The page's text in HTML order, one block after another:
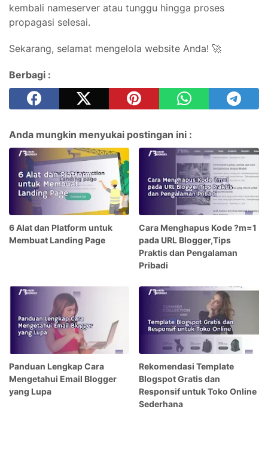
kembali nameserver atau tunggu hingga proses
propagasi selesai.
Sekarang, selamat mengelola website Anda! 🚀
Berbagi :
Anda mungkin menyukai postingan ini :
6 Alat dan Platform untuk
Membuat Landing Page
Cara Menghapus Kode ?m=1
pada URL Blogger,Tips
Praktis dan Pengalaman
Pribadi
Panduan Lengkap Cara
Mengetahui Email Blogger
yang Lupa
Rekomendasi Template
Blogspot Gratis dan
Responsif untuk Toko Online
Sederhana